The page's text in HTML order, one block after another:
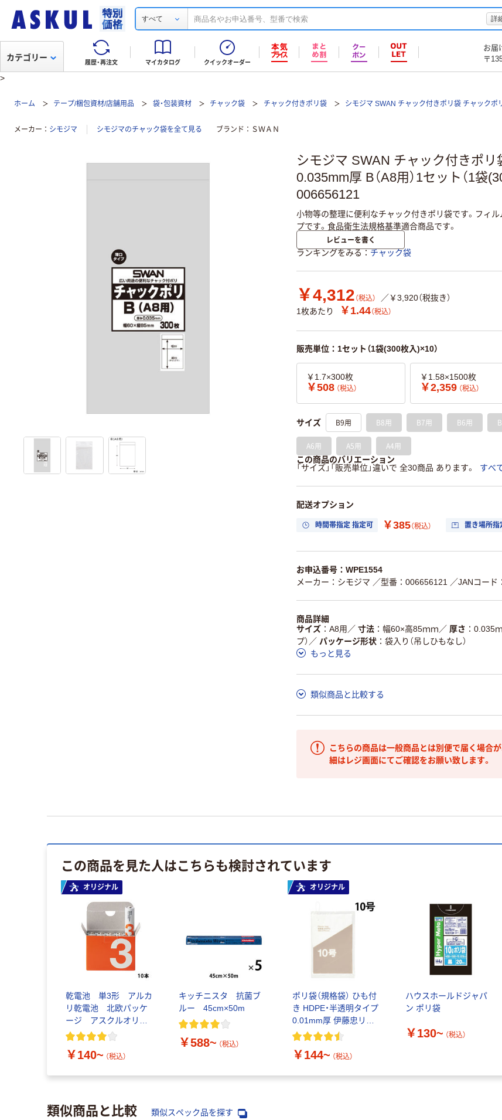
すべて 詳
履歴・再注文 マイカタログ クイックオーダー
お届
〒
カテゴリー
>
ホーム テープ/梱包資材/店舗用品 袋・包装資材 チャック袋 チャック付きポリ袋 シモジマ SWAN チャック付きポリ袋 チャックポ
メーカー シモジマ シモジマのチャック袋を全て見る ブランド ＳＷＡＮ
シモジマ SWAN チャック付きポリ
0.035mm厚 B（A8用）1セット（1袋
006656121
小物等の整理に便利なチャック付きポリ袋です。フィ
プです。食品衛生法規格基準適合商品です。
レビューを書く
ランキングをみる チャック袋
￥4,312 （税込）
／￥3,920（税抜き）
1枚あたり
￥1.44（税込）
販売単位：1セット（1袋(300枚入)×10）
￥1.7×300枚
￥508 （税込）
￥1.58×1500枚
￥2,359 （税込）
サイズ B9用 B8用 B7用 B6用
A6用 A5用 A4用
この商品のバリエーション
「サイズ」「販売単位」違いで 全30商品 あります。
すべ
配送オプション
時間帯指定 指定可 ￥385（税込） 置き場所指
お申込番号：WPE1554
メーカー：シモジマ ／型番：006656121 ／JANコー
商品詳細
サイズ
A8用 ／ 寸法 幅60×高85ｍｍ ／ 厚さ 0.035
プ） ／ パッケージ形状
袋入り（吊しひもなし）
もっと見る
類似商品と比較する
こちらの商品は一般商品とは別便で届く場合
細はレジ画面にてご確認をお願い致します。
この商品を見た人はこちらも検討されています
オリジナル
乾電池 単3形 アルカ
リ乾電池 北欧パッケ
ージ アスクルオリジ
ナル
￥140~ （税込）
キッチニスタ 抗菌ブ
ルー 45cm×50m
￥588~ （税込）
オリジナル
ポリ袋（規格袋） ひも付
き HDPE・半透明タイプ
0.01mm厚 伊藤忠リー
テイルリンク
￥144~ （税込）
ハウスホールドジャパ
ン ポリ袋
￥130~ （税込）
類似商品と比較 類似スペック品を探す